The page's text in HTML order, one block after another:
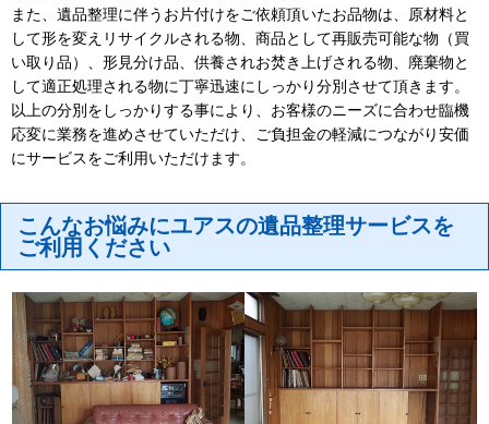
また、遺品整理に伴うお片付けをご依頼頂いたお品物は、原材料と
して形を変えリサイクルされる物、商品として再販売可能な物（買
い取り品）、形見分け品、供養されお焚き上げされる物、廃棄物と
して適正処理される物に丁寧迅速にしっかり分別させて頂きます。
以上の分別をしっかりする事により、お客様のニーズに合わせ臨機
応変に業務を進めさせていただけ、ご負担金の軽減につながり安価
にサービスをご利用いただけます。
こんなお悩みにユアスの遺品整理サービスを
ご利用ください